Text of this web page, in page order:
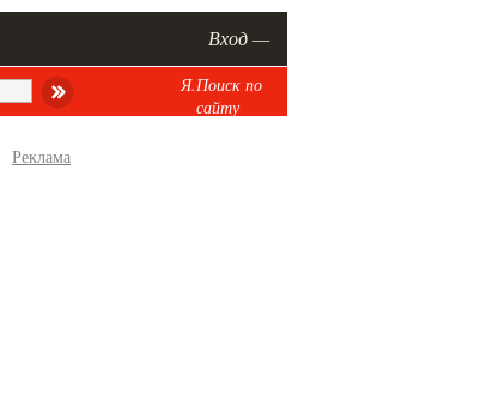
Вход —
Я.Поиск по
сайту
Реклама